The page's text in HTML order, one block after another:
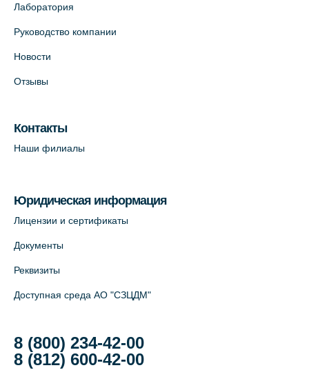
Лаборатория
Руководство компании
Новости
Отзывы
Контакты
Наши филиалы
Юридическая информация
Лицензии и сертификаты
Документы
Реквизиты
Доступная среда АО "СЗЦДМ"
8 (800) 234-42-00
8 (812) 600-42-00